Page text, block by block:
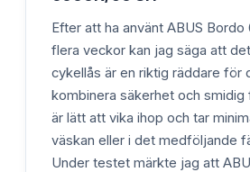
Efter att ha använt ABUS
flera veckor kan jag säga att
cykellås är en riktig räddare för
kombinera säkerhet och
är lätt att vika ihop och tar
väskan eller i det medföljande
Under testet märkte jag att